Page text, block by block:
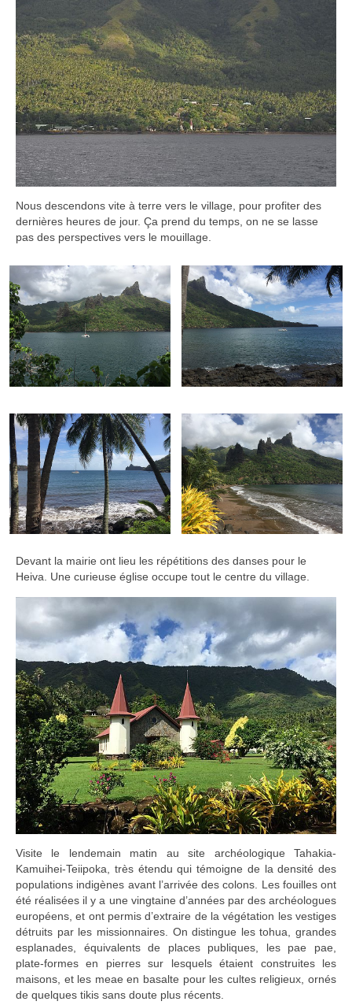
Nous descendons vite à terre vers le village, pour profiter des
dernières heures de jour. Ça prend du temps, on ne se lasse
pas des perspectives vers le mouillage.
Devant la mairie ont lieu les répétitions des danses pour le
Heiva. Une curieuse église occupe tout le centre du village.
Visite le lendemain matin au site archéologique Tahakia-
Kamuihei-Teiipoka, très étendu qui témoigne de la densité des
populations indigènes avant l’arrivée des colons. Les fouilles ont
été réalisées il y a une vingtaine d’années par des archéologues
européens, et ont permis d’extraire de la végétation les vestiges
détruits par les missionnaires. On distingue les tohua, grandes
esplanades, équivalents de places publiques, les pae pae,
plate-formes en pierres sur lesquels étaient construites les
maisons, et les meae en basalte pour les cultes religieux, ornés
de quelques tikis sans doute plus récents.